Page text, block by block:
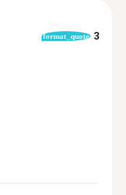
format_quote 3